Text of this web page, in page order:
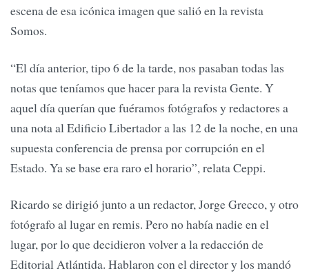
escena de esa icónica imagen que salió en la revista
Somos.
“El día anterior, tipo 6 de la tarde, nos pasaban todas las
notas que teníamos que hacer para la revista Gente. Y
aquel día querían que fuéramos fotógrafos y redactores a
una nota al Edificio Libertador a las 12 de la noche, en una
supuesta conferencia de prensa por corrupción en el
Estado. Ya se base era raro el horario”, relata Ceppi.
Ricardo se dirigió junto a un redactor, Jorge Grecco, y otro
fotógrafo al lugar en remis. Pero no había nadie en el
lugar, por lo que decidieron volver a la redacción de
Editorial Atlántida. Hablaron con el director y los mandó